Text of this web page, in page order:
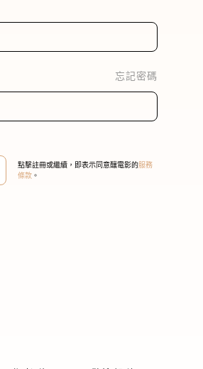
忘記密碼
點擊註冊或繼續，即表示同意釀電影的服務
條款 。